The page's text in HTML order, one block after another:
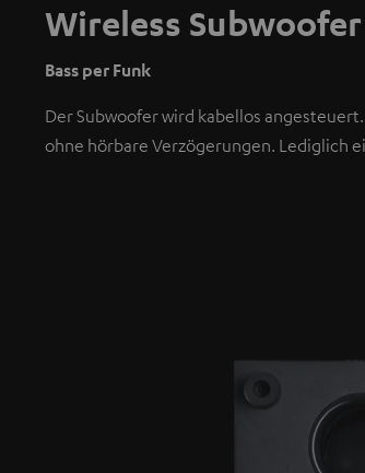
Wireless Subwoofer
Bass per Funk
Der Subwoofer wird kabellos
ohne hörbare Verzögerungen. Lediglich